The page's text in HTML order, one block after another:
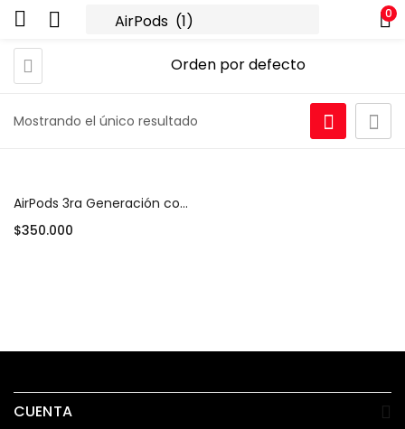
0
Mostrando el único resultado
AirPods 3ra Generación con Estuche MagSafe
$350.000
CUENTA